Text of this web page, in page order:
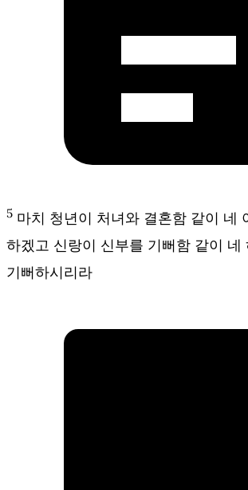
5 마치 청년이 처녀와 결혼함 같이 네
하겠고 신랑이 신부를 기뻐함 같이 네
기뻐하시리라